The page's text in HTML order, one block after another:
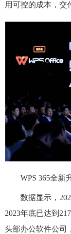
用可控的成本，交
WPS 365全新
数据显示，
2023年底已达到
头部办公软件公司